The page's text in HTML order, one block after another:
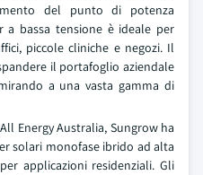
del punto di potenza
a bassa tensione è ideale per
piccole cliniche e negozi. Il
il portafoglio aziendale
a una vasta gamma di
Energy Australia, Sungrow ha
solari monofase ibrido ad alta
per applicazioni residenziali. Gli